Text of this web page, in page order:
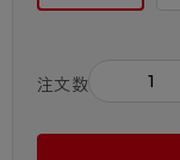
注文数